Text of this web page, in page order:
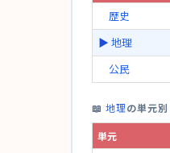
歴史
▶ 地理
公民
📖 地理の単元
単元